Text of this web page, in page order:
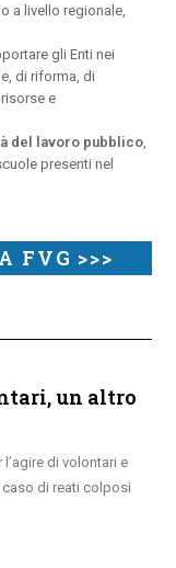
a livello regionale,
gli Enti nei
di riforma, di
e
del lavoro pubblico
presenti nel
FVG >>>
un altro
di volontari e
di reati colposi